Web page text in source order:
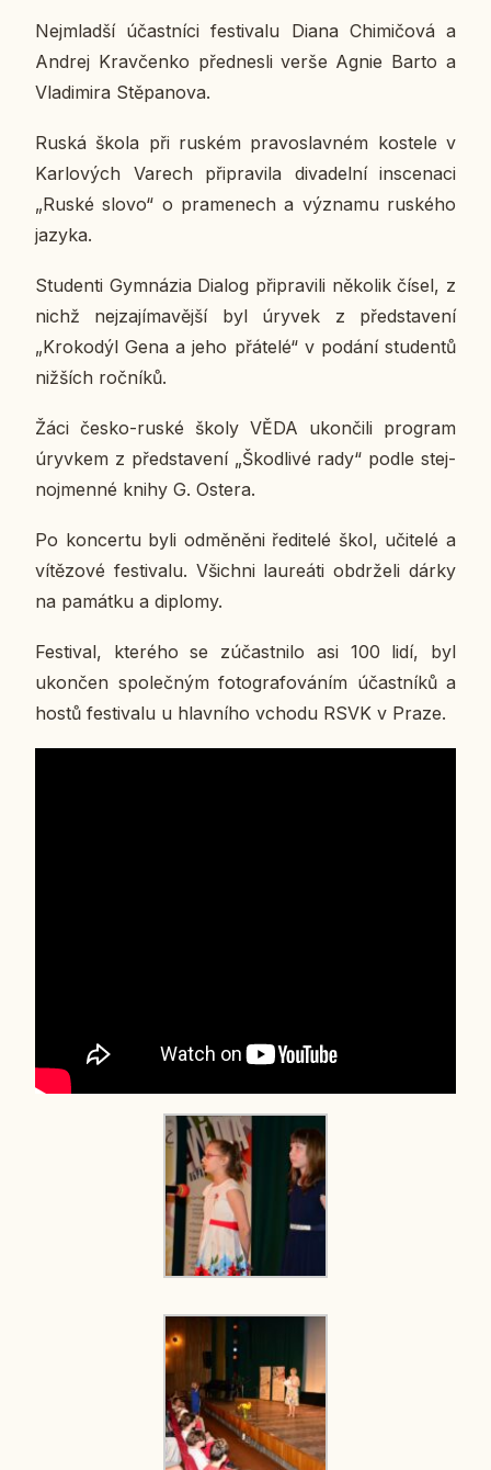
Nejmlad­ší účast­ní­ci fes­ti­va­lu Diana Chi­mi­čo­vá a
Andrej Kravčen­ko před­nes­li verše Agnie Barto a
Vla­di­mi­ra Stě­pa­no­va.
Ruská škola při ruském pra­voslav­ném kos­te­le v
Kar­lo­vých Varech při­pra­vi­la di­va­del­ní in­sce­na­ci
„Ruské slovo“ o pra­me­nech a vý­zna­mu rus­ké­ho
jazyka.
Stu­den­ti Gym­ná­zia Dialog při­pra­vi­li ně­ko­lik čísel, z
nichž nej­za­jí­ma­věj­ší byl úryvek z před­sta­ve­ní
„Kro­ko­dýl Gena a jeho přá­te­lé“ v podání stu­den­tů
niž­ších roč­ní­ků.
Žáci česko-ruské školy VĚDA ukon­či­li pro­gram
úryv­kem z před­sta­ve­ní „Škod­li­vé rady“ podle stej­
no­jmen­né knihy G. Ostera.
Po kon­cer­tu byli od­mě­ně­ni ře­di­te­lé škol, uči­te­lé a
ví­tě­zo­vé fes­ti­va­lu. Všich­ni lau­re­á­ti ob­dr­že­li dárky
na pa­mát­ku a di­plo­my.
Fes­ti­val, kte­ré­ho se zú­čast­ni­lo asi 100 lidí, byl
ukon­čen spo­leč­ným fo­to­gra­fo­vá­ním účast­ní­ků a
hostů fes­ti­va­lu u hlav­ní­ho vchodu RSVK v Praze.